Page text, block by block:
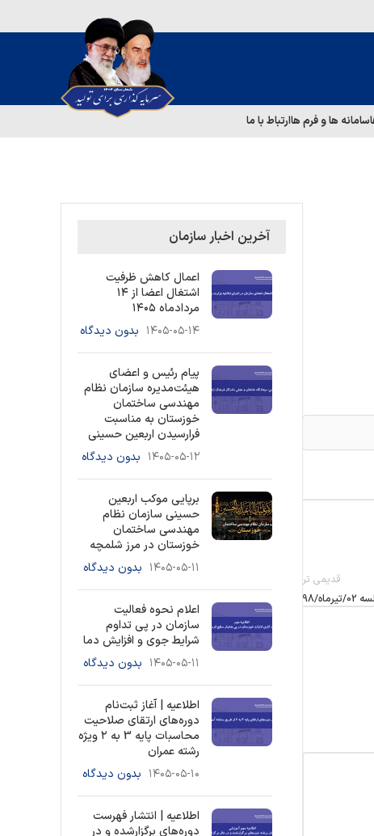
سامانه ها و فرم هاارتباط با ما
قدیمی تر
98
آخرین اخبار سازمان
اعمال کاهش ظرفیت
اشتغال اعضا از ۱۴
مردادماه ۱۴۰۵
۱۴۰۵-۰۵-۱۴ بدون دیدگاه
پیام رئیس و اعضای
هیئت‌مدیره سازمان نظام
مهندسی ساختمان
خوزستان به مناسبت
فرارسیدن اربعین حسینی
۱۴۰۵-۰۵-۱۲ بدون دیدگاه
برپایی موکب اربعین
حسینی سازمان نظام
مهندسی ساختمان
خوزستان در مرز شلمچه
۱۴۰۵-۰۵-۱۱ بدون دیدگاه
اعلام نحوه فعالیت
سازمان در پی تداوم
شرایط جوی و افزایش دما
۱۴۰۵-۰۵-۱۱ بدون دیدگاه
اطلاعیه | آغاز ثبت‌نام
دوره‌های ارتقای صلاحیت
محاسبات پایه 3 به ۲ ویژه
رشته عمران
۱۴۰۵-۰۵-۱۰ بدون دیدگاه
اطلاعیه | انتشار فهرست
دوره‌های برگزارشده و در